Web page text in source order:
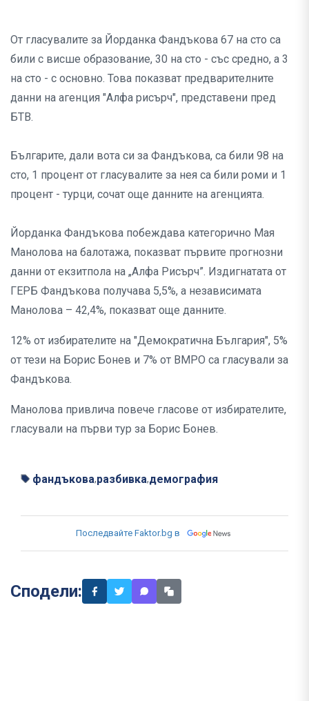
От гласувалите за Йорданка Фандъкова 67 на сто са
били с висше образование, 30 на сто - със средно, а 3
на сто - с основно. Това показват предварителните
данни на агенция "Алфа рисърч", представени пред
БТВ.
Българите, дали вота си за Фандъкова, са били 98 на
сто, 1 процент от гласувалите за нея са били роми и 1
процент - турци, сочат още данните на агенцията.
Йорданка Фандъкова побеждава категорично Мая
Манолова на балотажа, показват първите прогнозни
данни от екзитпола на „Алфа Рисърч”. Издигнатата от
ГЕРБ Фандъкова получава 5,5%, а независимата
Манолова – 42,4%, показват още данните.
12% от избирателите на "Демократична България", 5%
от тези на Борис Бонев и 7% от ВМРО са гласували за
Фандъкова.
Манолова привлича повече гласове от избирателите,
гласували на първи тур за Борис Бонев.
фандъкова,разбивка,демография
Последвайте Faktor.bg в
Сподели: